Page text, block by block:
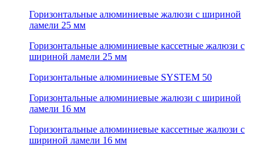
Горизонтальные алюминиевые жалюзи с шириной
ламели 25 мм
Горизонтальные алюминиевые кассетные жалюзи с
шириной ламели 25 мм
Горизонтальные алюминиевые SYSTEM 50
Горизонтальные алюминиевые жалюзи с шириной
ламели 16 мм
Горизонтальные алюминиевые кассетные жалюзи с
шириной ламели 16 мм